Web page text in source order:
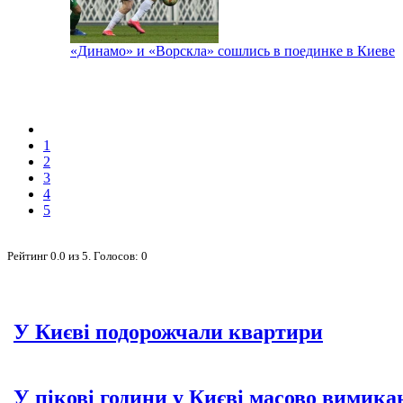
«Динамо» и «Ворскла» сошлись в поединке в Киеве
1
2
3
4
5
Рейтинг 0.0 из 5. Голосов: 0
У Києві подорожчали квартири
У пікові години у Києві масово